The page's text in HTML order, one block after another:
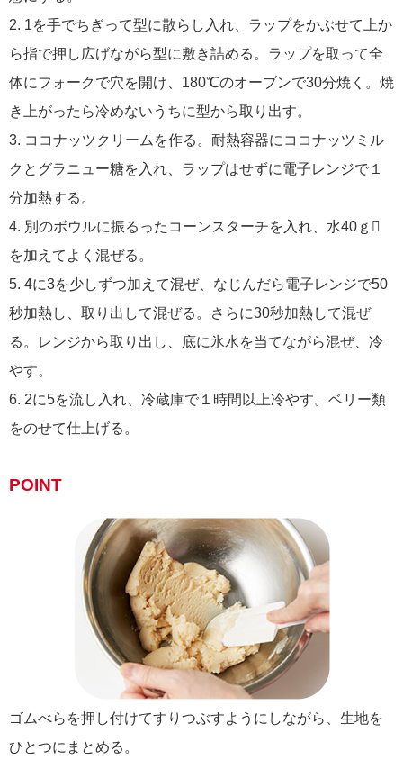
2. 1を手でちぎって型に散らし入れ、ラップをかぶせて上か
ら指で押し広げながら型に敷き詰める。ラップを取って全
体にフォークで穴を開け、180℃のオーブンで30分焼く。焼
き上がったら冷めないうちに型から取り出す。
3. ココナッツクリームを作る。耐熱容器にココナッツミル
クとグラニュー糖を入れ、ラップはせずに電子レンジで１
分加熱する。
4. 別のボウルに振るったコーンスターチを入れ、水40ｇ
を加えてよく混ぜる。
5. 4に3を少しずつ加えて混ぜ、なじんだら電子レンジで50
秒加熱し、取り出して混ぜる。さらに30秒加熱して混ぜ
る。レンジから取り出し、底に氷水を当てながら混ぜ、冷
やす。
6. 2に5を流し入れ、冷蔵庫で１時間以上冷やす。ベリー類
をのせて仕上げる。
POINT
ゴムべらを押し付けてすりつぶすようにしながら、生地を
ひとつにまとめる。